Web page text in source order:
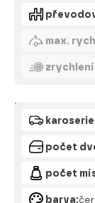
max.
zrychlení
Karoserie
počet
počet
barva: